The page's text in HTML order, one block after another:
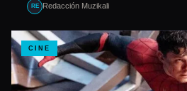
RE Redacción Muzikali
CINE